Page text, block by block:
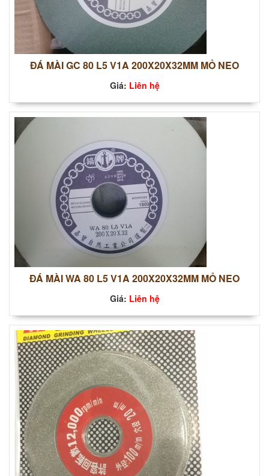
ĐÁ MÀI GC 80 L5 V1A 200X20X32MM MỎ NEO
Giá: Liên hệ
ĐÁ MÀI WA 80 L5 V1A 200X20X32MM MỎ NEO
Giá: Liên hệ